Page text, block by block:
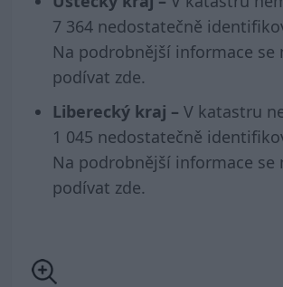
7 364 nedostatečně
Na podrobnější informace se
podívat zde.
Liberecký kraj – V katastru
1 045 nedostatečně
Na podrobnější informace se
podívat zde.